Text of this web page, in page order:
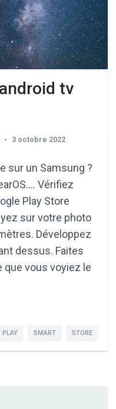
tv
3 octobre 2022
sur un Samsung ?
Vérifiez
Play Store
sur votre photo
Développez
dessus. Faites
que vous voyiez le
PLAY SMART STORE